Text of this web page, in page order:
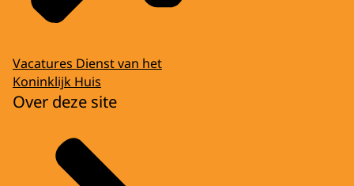
Vacatures Dienst van het
Koninklijk Huis
Over deze site